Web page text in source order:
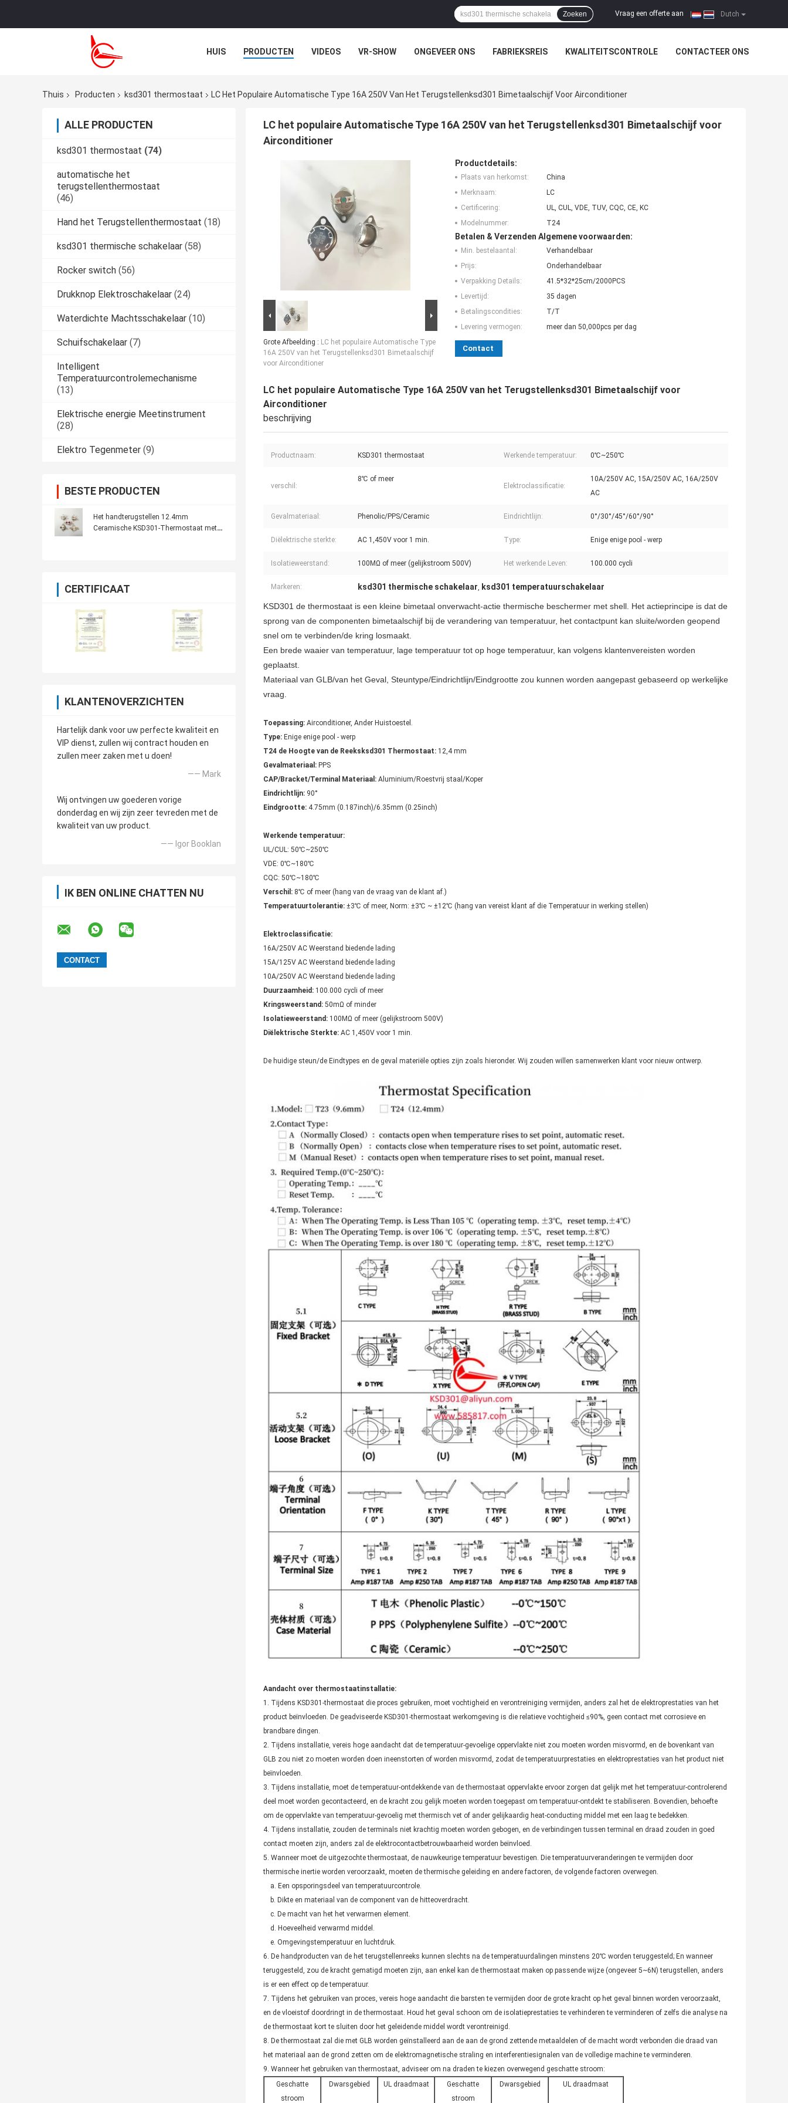
Dutch
Vraag een offerte aan
Zoeken
HUIS PRODUCTEN VIDEOS VR-SHOW ONGEVEER ONS FABRIEKSREIS KWALITEITSCONTROLE CONTACTEER ONS
Thuis
Producten ksd301 thermostaat LC Het Populaire Automatische Type 16A 250V Van Het Terugstellenksd301 Bimetaalschijf Voor Airconditioner
ALLE PRODUCTEN
ksd301 thermostaat (74)
automatische het
terugstellenthermostaat
(46)
Hand het Terugstellenthermostaat (18)
ksd301 thermische schakelaar (58)
Rocker switch (56)
Drukknop Elektroschakelaar (24)
Waterdichte Machtsschakelaar (10)
Schuifschakelaar (7)
Intelligent
Temperatuurcontrolemechanisme
(13)
Elektrische energie Meetinstrument
(28)
Elektro Tegenmeter (9)
BESTE PRODUCTEN
Het handterugstellen 12.4mm
Ceramische KSD301-Thermostaat met
CERTIFICAAT
KLANTENOVERZICHTEN
Hartelijk dank voor uw perfecte kwaliteit en
VIP dienst, zullen wij contract houden en
zullen meer zaken met u doen!
—— Mark
Wij ontvingen uw goederen vorige
donderdag en wij zijn zeer tevreden met de
kwaliteit van uw product.
—— Igor Booklan
IK BEN ONLINE CHATTEN NU
LC het populaire Automatische Type 16A 250V van het Terugstellenksd301 Bimetaalschijf voor
Airconditioner
Grote Afbeelding : LC het populaire Automatische Type
16A 250V van het Terugstellenksd301 Bimetaalschijf
voor Airconditioner
Productdetails:
Plaats van herkomst:
China
Merknaam:
LC
Certificering:
UL, CUL, VDE, TUV, CQC, CE, KC
Modelnummer:
T24
Betalen & Verzenden Algemene voorwaarden:
Min. bestelaantal:
Verhandelbaar
Prijs:
Onderhandelbaar
Verpakking Details:
41.5*32*25cm/2000PCS
Levertijd:
35 dagen
Betalingscondities:
T/T
Levering vermogen:
meer dan 50,000pcs per dag
Contact
LC het populaire Automatische Type 16A 250V van het Terugstellenksd301 Bimetaalschijf voor
Airconditioner
beschrijving
Productnaam: KSD301 thermostaat Werkende temperatuur: 0℃~250℃
verschil:
8℃ of meer
Elektroclassificatie:
10A/250V AC, 15A/250V AC, 16A/250V
AC
Gevalmateriaal: Phenolic/PPS/Ceramic Eindrichtlijn: 0°/30°/45°/60°/90°
Diëlektrische sterkte: AC 1,450V voor 1 min. Type: Enige enige pool - werp
Isolatieweerstand: 100MΩ of meer (gelijkstroom 500V) Het werkende Leven: 100.000 cycli
Markeren: ksd301 thermische schakelaar, ksd301 temperatuurschakelaar
KSD301 de thermostaat is een kleine bimetaal onverwacht-actie thermische beschermer met shell. Het actieprincipe is dat de
sprong van de componenten bimetaalschijf bij de verandering van temperatuur, het contactpunt kan sluite/worden geopend
snel om te verbinden/de kring losmaakt.
Een brede waaier van temperatuur, lage temperatuur tot op hoge temperatuur, kan volgens klantenvereisten worden
geplaatst.
Materiaal van GLB/van het Geval, Steuntype/Eindrichtlijn/Eindgrootte zou kunnen worden aangepast gebaseerd op werkelijke
vraag.
Toepassing: Airconditioner, Ander Huistoestel.
Type: Enige enige pool - werp
T24 de Hoogte van de Reeksksd301 Thermostaat: 12,4 mm
Gevalmateriaal: PPS
CAP/Bracket/Terminal Materiaal: Aluminium/Roestvrij staal/Koper
Eindrichtlijn: 90°
Eindgrootte: 4.75mm (0.187inch)/6.35mm (0.25inch)
Werkende temperatuur:
UL/CUL: 50℃~250℃
VDE: 0℃~180℃
CQC: 50℃~180℃
Verschil: 8℃ of meer (hang van de vraag van de klant af.)
Temperatuurtolerantie: ±3℃ of meer, Norm: ±3℃ ~ ±12℃ (hang van vereist klant af die Temperatuur in werking stellen)
Elektroclassificatie:
16A/250V AC Weerstand biedende lading
15A/125V AC Weerstand biedende lading
10A/250V AC Weerstand biedende lading
Duurzaamheid: 100.000 cycli of meer
Kringsweerstand: 50mΩ of minder
Isolatieweerstand: 100MΩ of meer (gelijkstroom 500V)
Diëlektrische Sterkte: AC 1,450V voor 1 min.
De huidige steun/de Eindtypes en de geval materiële opties zijn zoals hieronder. Wij zouden willen samenwerken klant voor nieuw ontwerp.
Aandacht over thermostaatinstallatie:
1. Tijdens KSD301-thermostaat die proces gebruiken, moet vochtigheid en verontreiniging vermijden, anders zal het de elektroprestaties van het
product beïnvloeden. De geadviseerde KSD301-thermostaat werkomgeving is die relatieve vochtigheid ≤90%, geen contact met corrosieve en
brandbare dingen.
2. Tijdens installatie, vereis hoge aandacht dat de temperatuur-gevoelige oppervlakte niet zou moeten worden misvormd, en de bovenkant van
GLB zou niet zo moeten worden doen ineenstorten of worden misvormd, zodat de temperatuurprestaties en elektroprestaties van het product niet
beïnvloeden.
3. Tijdens installatie, moet de temperatuur-ontdekkende van de thermostaat oppervlakte ervoor zorgen dat gelijk met het temperatuur-controlerend
deel moet worden gecontacteerd, en de kracht zou gelijk moeten worden toegepast om temperatuur-ontdekt te stabiliseren. Bovendien, behoefte
om de oppervlakte van temperatuur-gevoelig met thermisch vet of ander gelijkaardig heat-conducting middel met een laag te bedekken.
4. Tijdens installatie, zouden de terminals niet krachtig moeten worden gebogen, en de verbindingen tussen terminal en draad zouden in goed
contact moeten zijn, anders zal de elektrocontactbetrouwbaarheid worden beïnvloed.
5. Wanneer moet de uitgezochte thermostaat, de nauwkeurige temperatuur bevestigen. Die temperatuurveranderingen te vermijden door
thermische inertie worden veroorzaakt, moeten de thermische geleiding en andere factoren, de volgende factoren overwegen.
a. Een opsporingsdeel van temperatuurcontrole.
b. Dikte en materiaal van de component van de hitteoverdracht.
c. De macht van het het verwarmen element.
d. Hoeveelheid verwarmd middel.
e. Omgevingstemperatuur en luchtdruk.
6. De handproducten van de het terugstellenreeks kunnen slechts na de temperatuurdalingen minstens 20℃ worden teruggesteld; En wanneer
teruggesteld, zou de kracht gematigd moeten zijn, aan enkel kan de thermostaat maken op passende wijze (ongeveer 5~6N) terugstellen, anders
is er een effect op de temperatuur.
7. Tijdens het gebruiken van proces, vereis hoge aandacht die barsten te vermijden door de grote kracht op het geval binnen worden veroorzaakt,
en de vloeistof doordringt in de thermostaat. Houd het geval schoon om de isolatieprestaties te verhinderen te verminderen of zelfs die analyse na
de thermostaat kort te sluiten door het geleidende middel wordt verontreinigd.
8. De thermostaat zal die met GLB worden geïnstalleerd aan de aan de grond zettende metaaldelen of de macht wordt verbonden die draad van
het materiaal aan de grond zetten om de elektromagnetische straling en interferentiesignalen van de volledige machine te verminderen.
9. Wanneer het gebruiken van thermostaat, adviseer om na draden te kiezen overwegend geschatte stroom:
Geschatte
stroom
Dwarsgebied UL draadmaat
Geschatte
stroom
Dwarsgebied UL draadmaat